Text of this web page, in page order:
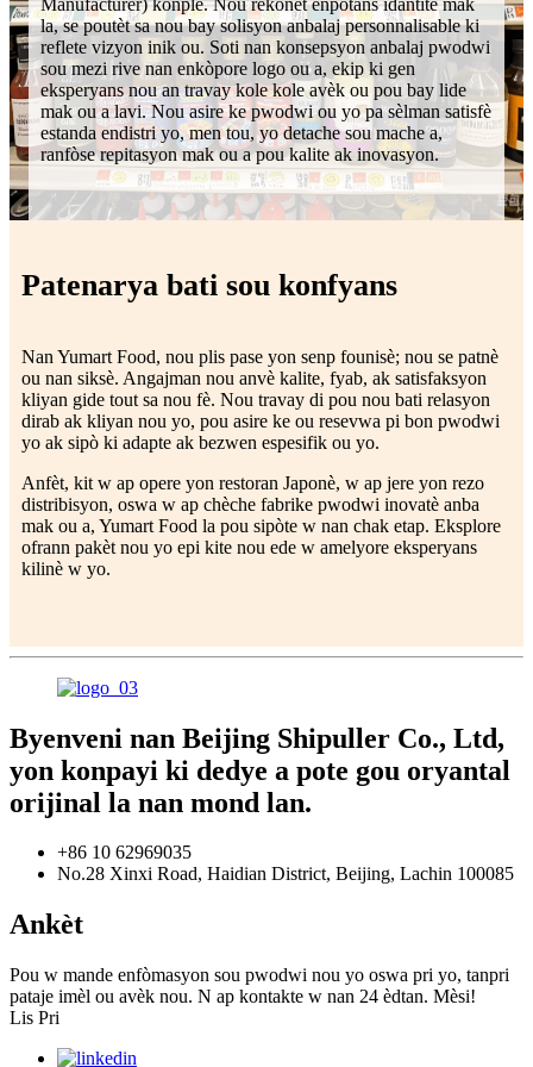
la, se poutèt sa nou bay solisyon anbalaj personnalisable ki
reflete vizyon inik ou. Soti nan konsepsyon anbalaj pwodwi
sou mezi rive nan enkòpore logo ou a, ekip ki gen
eksperyans nou an travay kole kole avèk ou pou bay lide
mak ou a lavi. Nou asire ke pwodwi ou yo pa sèlman satisfè
estanda endistri yo, men tou, yo detache sou mache a,
ranfòse repitasyon mak ou a pou kalite ak inovasyon.
Patenarya bati sou konfyans
Nan Yumart Food, nou plis pase yon senp founisè; nou se patnè
ou nan siksè. Angajman nou anvè kalite, fyab, ak satisfaksyon
kliyan gide tout sa nou fè. Nou travay di pou nou bati relasyon
dirab ak kliyan nou yo, pou asire ke ou resevwa pi bon pwodwi
yo ak sipò ki adapte ak bezwen espesifik ou yo.
Anfèt, kit w ap opere yon restoran Japonè, w ap jere yon rezo
distribisyon, oswa w ap chèche fabrike pwodwi inovatè anba
mak ou a, Yumart Food la pou sipòte w nan chak etap. Eksplore
ofrann pakèt nou yo epi kite nou ede w amelyore eksperyans
kilinè w yo.
Byenveni nan Beijing Shipuller Co., Ltd,
yon konpayi ki dedye a pote gou oryantal
orijinal la nan mond lan.
+86 10 62969035
No.28 Xinxi Road, Haidian District, Beijing, Lachin 100085
Ankèt
Pou w mande enfòmasyon sou pwodwi nou yo oswa pri yo, tanpri
pataje imèl ou avèk nou. N ap kontakte w nan 24 èdtan. Mèsi!
Lis Pri